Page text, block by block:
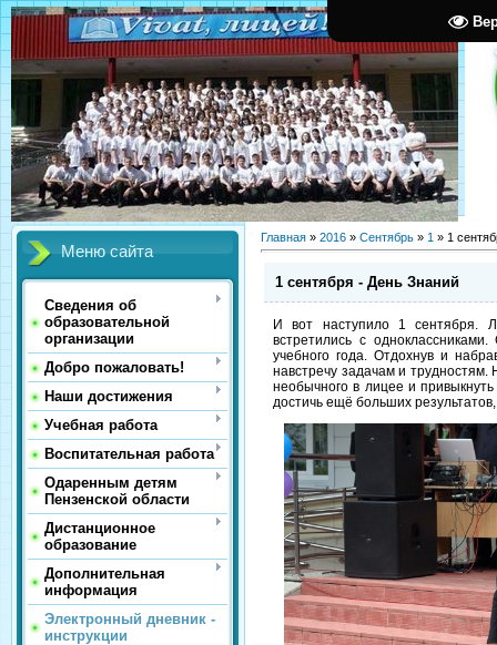
Меню сайта
Сведения об
образовательной
организации
Добро пожаловать!
Наши достижения
Учебная работа
Воспитательная работа
Одаренным детям
Пензенской области
Дистанционное
образование
Дополнительная
информация
Электронный дневник -
инструкции
Главная » 2016 » Сентябрь » 1 » 1
1 сентября - День Знаний
И вот наступило 1 сентября.
встретились с
учебного года. Отдохнув и
навстречу задачам и трудностям.
необычного в лицее и
достичь ещё больших